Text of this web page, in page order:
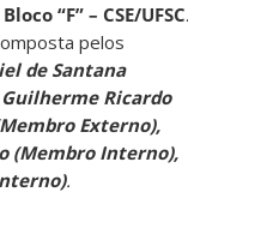
“F” – CSE/UFSC.
pelos
de Santana
Ricardo
Externo),
(Membro Interno),
.